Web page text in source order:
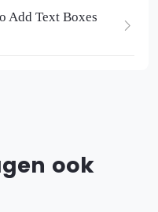
Add Text Boxes
ook